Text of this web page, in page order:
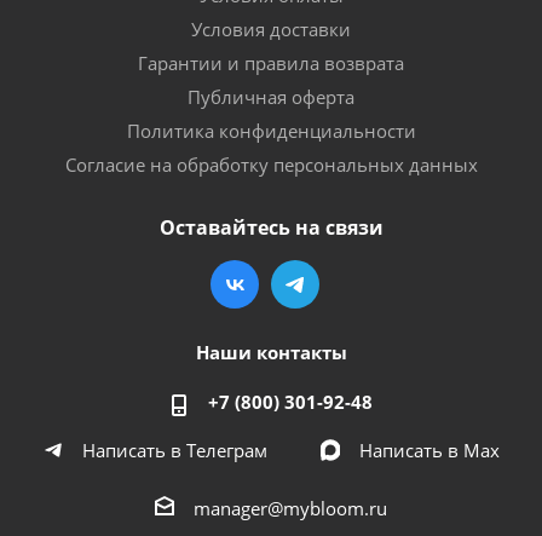
Условия доставки
Гарантии и правила возврата
Публичная оферта
Политика конфиденциальности
Согласие на обработку персональных данных
Оставайтесь на связи
Наши контакты
+7 (800) 301-92-48
Написать в Телеграм
Написать в Мах
manager@mybloom.ru